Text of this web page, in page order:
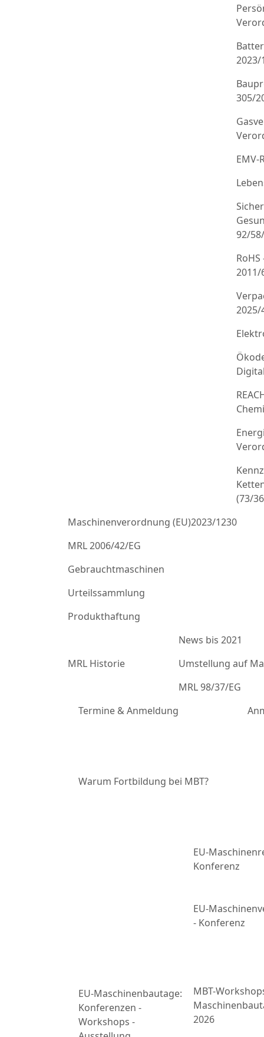
2023/
305/
EMV-
92/
2011/
2025/
(73/
Maschinenverordnung (EU)2023/1230
MRL 2006/42/EG
Gebrauchtmaschinen
Urteilssammlung
Produkthaftung
MRL Historie
News bis 2021
Umstellung auf
MRL 98/37/EG
Termine & Anmeldung
Warum Fortbildung bei MBT?
EU-Maschinenbautage:
Konferenzen -
Workshops -
EU-
Konferenz
EU-
- Konferenz
MBT-
2026